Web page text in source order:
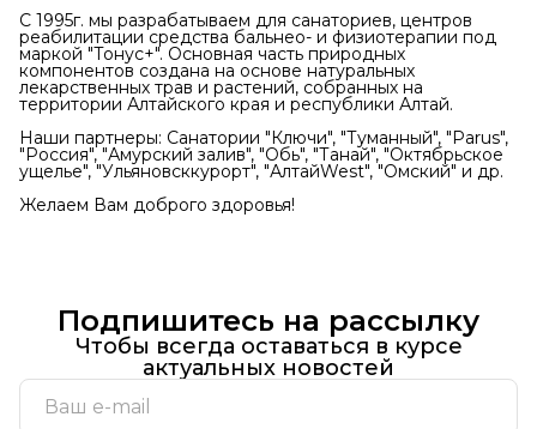
С 1995г. мы разрабатываем для санаториев, центров
реабилитации средства бальнео- и физиотерапии под
маркой "Тонус+". Основная часть природных
компонентов создана на основе натуральных
лекарственных трав и растений, собранных на
территории Алтайского края и республики Алтай.
Наши партнеры: Санатории "Ключи", "Туманный", "Parus",
"Россия", "Амурский залив", "Обь", "Танай", "Октябрьское
ущелье", "Ульяновсккурорт", "АлтайWest", "Омский" и др.
Желаем Вам доброго здоровья!
Подпишитесь на рассылку
Чтобы всегда оставаться в курсе
актуальных новостей